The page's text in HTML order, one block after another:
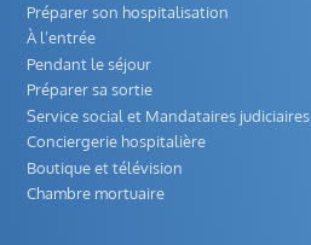
Préparer son hospitalisation
À l’entrée
Pendant le séjour
Préparer sa sortie
Service social et Mandataires judiciaires
Conciergerie hospitalière
Boutique et télévision
Chambre mortuaire